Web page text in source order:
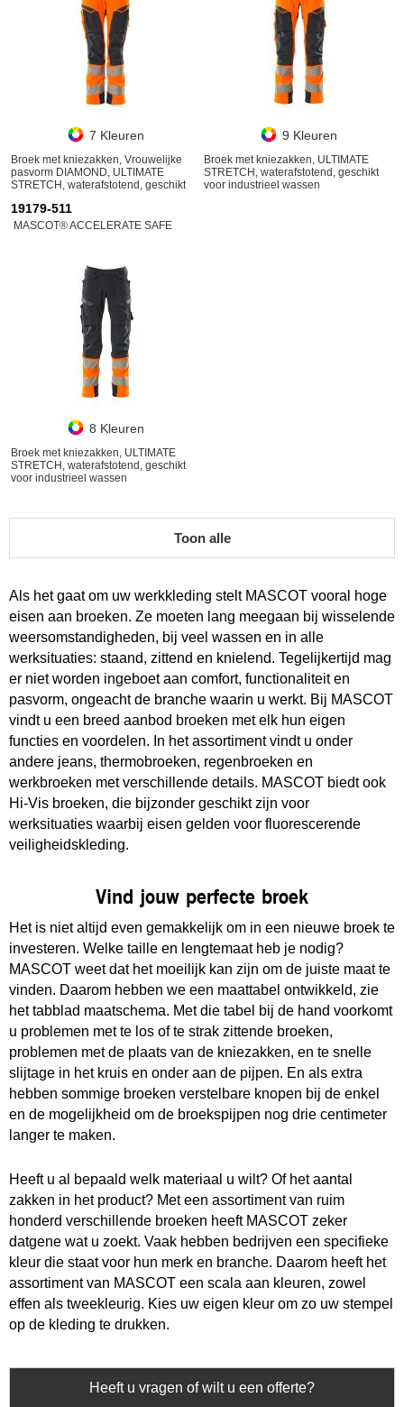
7 Kleuren
Broek met kniezakken, Vrouwelijke
pasvorm DIAMOND, ULTIMATE
STRETCH, waterafstotend, geschikt
9 Kleuren
Broek met kniezakken, ULTIMATE
STRETCH, waterafstotend, geschikt
voor industrieel wassen
19179-511
MASCOT® ACCELERATE SAFE
8 Kleuren
Broek met kniezakken, ULTIMATE
STRETCH, waterafstotend, geschikt
voor industrieel wassen
Toon alle
Als het gaat om uw werkkleding stelt MASCOT vooral hoge
eisen aan broeken. Ze moeten lang meegaan bij wisselende
weersomstandigheden, bij veel wassen en in alle
werksituaties: staand, zittend en knielend. Tegelijkertijd mag
er niet worden ingeboet aan comfort, functionaliteit en
pasvorm, ongeacht de branche waarin u werkt. Bij MASCOT
vindt u een breed aanbod broeken met elk hun eigen
functies en voordelen. In het assortiment vindt u onder
andere jeans, thermobroeken, regenbroeken en
werkbroeken met verschillende details. MASCOT biedt ook
Hi-Vis broeken, die bijzonder geschikt zijn voor
werksituaties waarbij eisen gelden voor fluorescerende
veiligheidskleding.
Vind jouw perfecte broek
Het is niet altijd even gemakkelijk om in een nieuwe broek te
investeren. Welke taille en lengtemaat heb je nodig?
MASCOT weet dat het moeilijk kan zijn om de juiste maat te
vinden. Daarom hebben we een maattabel ontwikkeld, zie
het tabblad maatschema. Met die tabel bij de hand voorkomt
u problemen met te los of te strak zittende broeken,
problemen met de plaats van de kniezakken, en te snelle
slijtage in het kruis en onder aan de pijpen. En als extra
hebben sommige broeken verstelbare knopen bij de enkel
en de mogelijkheid om de broekspijpen nog drie centimeter
langer te maken.
Heeft u al bepaald welk materiaal u wilt? Of het aantal
zakken in het product? Met een assortiment van ruim
honderd verschillende broeken heeft MASCOT zeker
datgene wat u zoekt. Vaak hebben bedrijven een specifieke
kleur die staat voor hun merk en branche. Daarom heeft het
assortiment van MASCOT een scala aan kleuren, zowel
effen als tweekleurig. Kies uw eigen kleur om zo uw stempel
op de kleding te drukken.
Heeft u vragen of wilt u een offerte?